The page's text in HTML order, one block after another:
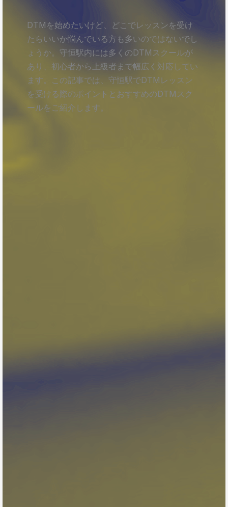
DTMを始めたいけど、どこでレッスンを受け
たらいいか悩んでいる方も多いのではないでし
ょうか。守恒駅内には多くのDTMスクールが
あり、初心者から上級者まで幅広く対応してい
ます。この記事では、守恒駅でDTMレッスン
を受ける際のポイントとおすすめのDTMスク
ールをご紹介します。